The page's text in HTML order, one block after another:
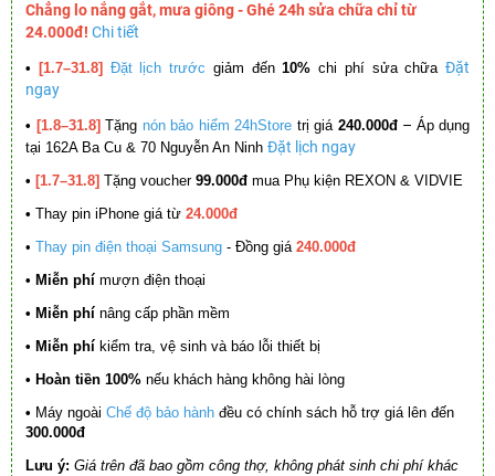
Chẳng lo nắng gắt, mưa giông - Ghé 24h sửa chữa chỉ từ
24.000đ! Chi tiết
• [1.7–31.8] Đặt lịch trước giảm đến10% chi phí sửa chữa Đặt
ngay
• [1.8–31.8] Tặng nón bảo hiểm 24hStore trị giá 240.000đ – Áp dụng
tại 162A Ba Cu & 70 Nguyễn An Ninh Đặt lịch ngay
• [1.7–31.8] Tặng voucher 99.000đ mua Phụ kiện REXON & VIDVIE
• Thay pin iPhone giá từ 24.000đ
• Thay pin điện thoại Samsung - Đồng giá 240.000đ
• Miễn phí mượn điện thoại
• Miễn phí nâng cấp phần mềm
• Miễn phí kiểm tra, vệ sinh và báo lỗi thiết bị
• Hoàn tiền 100% nếu khách hàng không hài lòng
• Máy ngoài Chế độ bảo hành đều có chính sách hỗ trợ giá lên đến
300.000đ
Lưu ý: Giá trên đã bao gồm công thợ, không phát sinh chi phí khác